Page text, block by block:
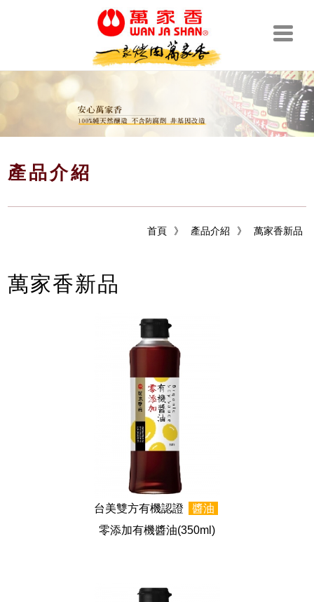
產品介紹
萬家香新品
》
產品介紹
》
首頁
萬家香新品
台美雙方有機認證
醬油
零添加有機醬油(350ml)